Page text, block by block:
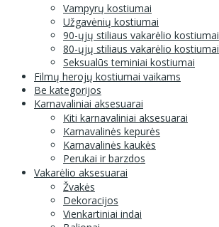
Vampyrų kostiumai
Užgavėnių kostiumai
90-ųjų stiliaus vakarėlio kostiumai
80-ųjų stiliaus vakarėlio kostiumai
Seksualūs teminiai kostiumai
Filmų herojų kostiumai vaikams
Be kategorijos
Karnavaliniai aksesuarai
Kiti karnavaliniai aksesuarai
Karnavalinės kepurės
Karnavalinės kaukės
Perukai ir barzdos
Vakarėlio aksesuarai
Žvakės
Dekoracijos
Vienkartiniai indai